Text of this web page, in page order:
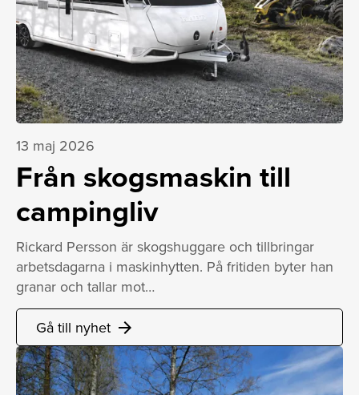
13 maj 2026
Från skogsmaskin till
campingliv
Rickard Persson är skogshuggare och tillbringar
arbetsdagarna i maskinhytten. På fritiden byter han
granar och tallar mot…
Gå till nyhet arrow_forward